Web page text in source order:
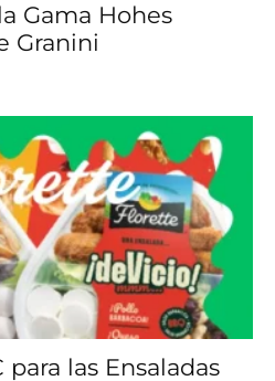
Gama Hohes
Granini
las Ensaladas